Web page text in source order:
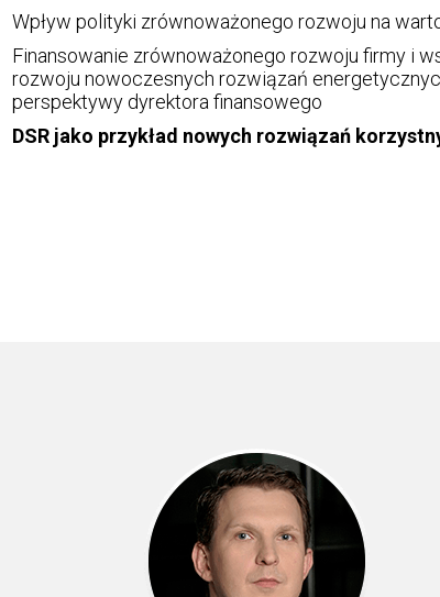
Wpływ polityki zrównoważonego rozwoju na
Finansowanie zrównoważonego rozwoju firmy i
rozwoju nowoczesnych rozwiązań
perspektywy dyrektora finansowego
DSR jako przykład nowych rozwiązań